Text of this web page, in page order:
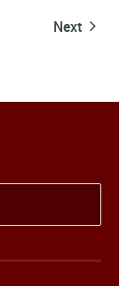
Next